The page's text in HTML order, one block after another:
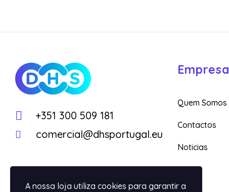
+351 300 509 181
comercial@dhsportugal.eu
Empresa
Quem Somos
Contactos
Noticias
A nossa loja utiliza cookies para garantir a